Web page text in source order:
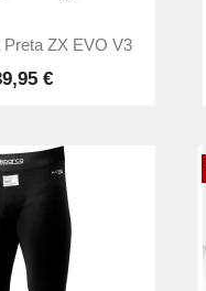
rápida
Preta ZX EVO V3
€